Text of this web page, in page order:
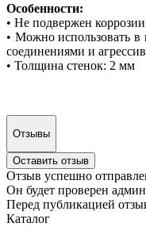
Особенности:
• Не подвержен коррозии
• Можно использовать
соединениями и
• Толщина стенок: 2 мм
Отзывы
Оставить отзыв
Отзыв успешно
Он будет проверен
Перед публикацией
Каталог